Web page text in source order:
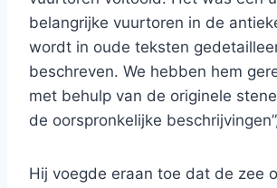
belangrijke vuurtoren in de
wordt in oude teksten
beschreven. We hebben hem
met behulp van de originele
de oorspronkelijke
Hij voegde eraan toe dat de zee